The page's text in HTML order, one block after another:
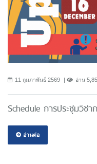
11 กุมภาพันธ์ 2569 อ่าน
Schedule การประชุมวิช
อ่านต่อ